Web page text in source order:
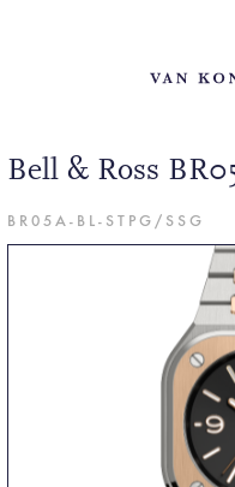
Bell & Ross
BR05A-BL-STPG/SSG